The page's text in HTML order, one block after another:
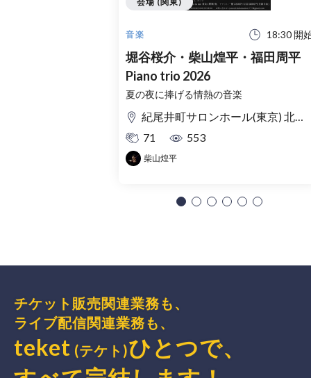
音楽 18:30 開
堀谷桜介・柴山煌平・福田周平
Piano trio 2026
夏の夜に捧げる情熱の音楽
紀尾井町サロンホール(東京) 北ノ庄クラシックス(福井)
71
553
柴山煌平
チケット販売関連業務も、
ライブ配信関連業務も、
teket (テケト)ひとつで、